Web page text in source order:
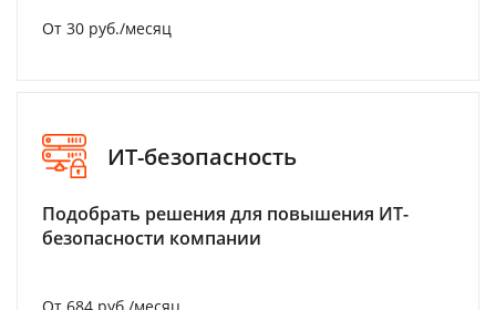
От 30 руб./месяц
ИТ-безопасность
Подобрать решения для повышения ИТ-
безопасности компании